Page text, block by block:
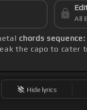
All
chords sequence:
the capo to cater
Hide lyrics